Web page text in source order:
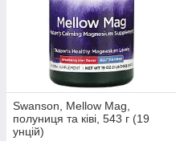
Swanson, Mellow Mag,
полуниця та ківі, 543 г (19
унцій)